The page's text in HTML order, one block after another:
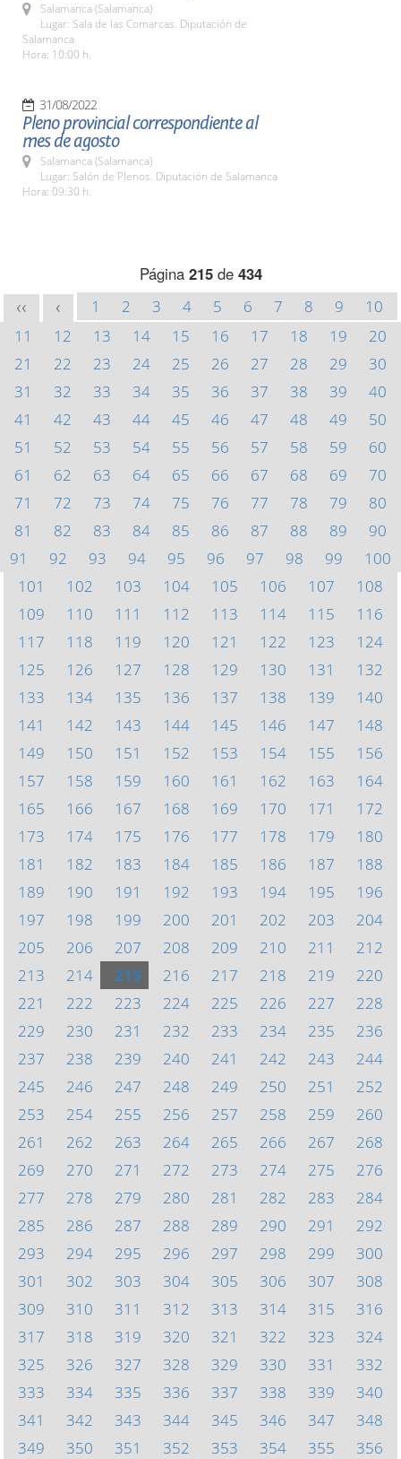
Salamanca (Salamanca)
Lugar: Sala de las Comarcas. Diputación de
Salamanca
Hora: 10:00 h.
31/08/2022
Pleno provincial correspondiente al
mes de agosto
Salamanca (Salamanca)
Lugar: Salón de Plenos. Diputación de Salamanca
Hora: 09:30 h.
Página 215de 434
<< < 1 2 3 4 5 6 7 8 9
10
11
12 13 14 15 16 17 18 19
20
21
22 23 24 25 26 27 28 29
30
31
32 33 34 35 36 37 38 39
40
41
42 43 44 45 46 47 48 49
50
51
52 53 54 55 56 57 58 59
60
61
62 63 64 65 66 67 68 69
70
71
72 73 74 75 76 77 78 79
80
81
82 83 84 85 86 87 88 89
90
91
92 93 94 95 96 97 98 99
100
101
102 103 104 105 106 107
108
109
110 111 112 113 114 115
116
117
118 119 120 121 122 123
124
125
126 127 128 129 130 131
132
133
134 135 136 137 138 139
140
141
142 143 144 145 146 147
148
149
150 151 152 153 154 155
156
157
158 159 160 161 162 163
164
165
166 167 168 169 170 171
172
173
174 175 176 177 178 179
180
181
182 183 184 185 186 187
188
189
190 191 192 193 194 195
196
197
198 199 200 201 202 203
204
205
206 207 208 209 210 211
212
213
214 215 216 217 218 219
220
221
222 223 224 225 226 227
228
229
230 231 232 233 234 235
236
237
238 239 240 241 242 243
244
245
246 247 248 249 250 251
252
253
254 255 256 257 258 259
260
261
262 263 264 265 266 267
268
269
270 271 272 273 274 275
276
277
278 279 280 281 282 283
284
285
286 287 288 289 290 291
292
293
294 295 296 297 298 299
300
301
302 303 304 305 306 307
308
309
310 311 312 313 314 315
316
317
318 319 320 321 322 323
324
325
326 327 328 329 330 331
332
333
334 335 336 337 338 339
340
341
342 343 344 345 346 347
348
349
350 351 352 353 354 355 356